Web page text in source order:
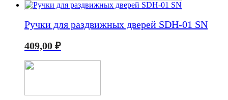
Ручки для раздвижных дверей SDH-01 SN
409,00 ₽